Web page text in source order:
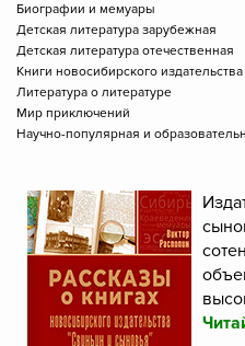
Биографии и мемуары
Детская литература зарубежная
Детская литература отечественная
Книги новосибирского
Литература о литературе
Мир приключений
Научно-популярная и